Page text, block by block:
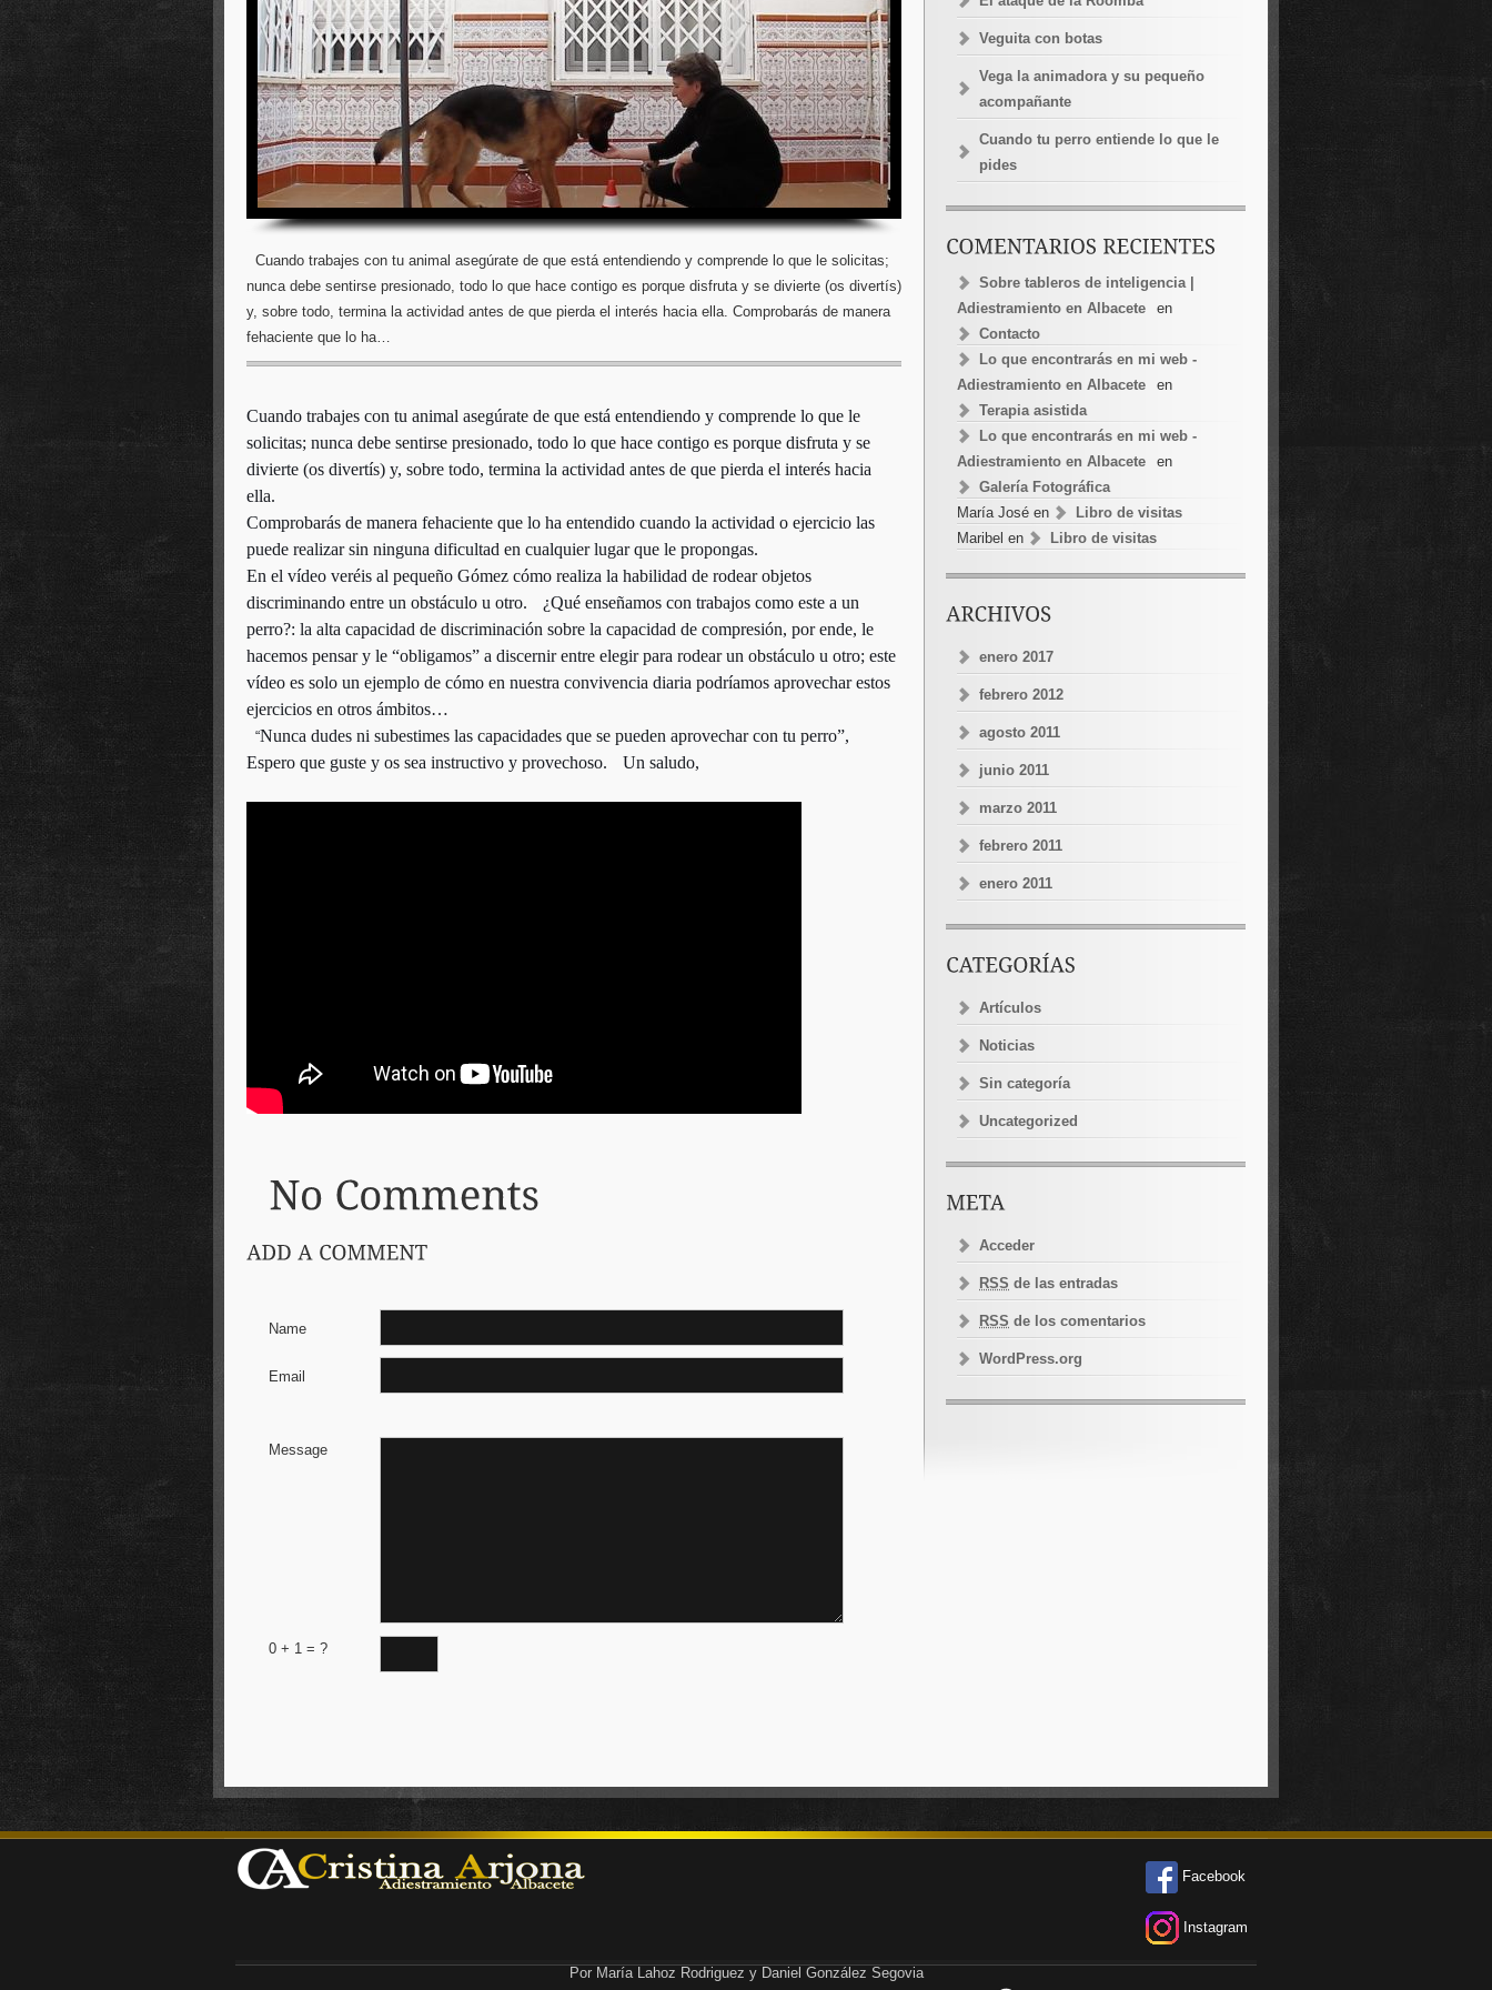
Cuando trabajes con tu animal asegúrate de que está entendiendo y comprende lo que le solicitas;
nunca debe sentirse presionado, todo lo que hace contigo es porque disfruta y se divierte (os divertís)
y, sobre todo, termina la actividad antes de que pierda el interés hacia ella. Comprobarás de manera
fehaciente que lo ha…
Cuando trabajes con tu animal asegúrate de que está entendiendo y comprende lo que le
solicitas; nunca debe sentirse presionado, todo lo que hace contigo es porque disfruta y se
divierte (os divertís) y, sobre todo, termina la actividad antes de que pierda el interés hacia
ella.
Comprobarás de manera fehaciente que lo ha entendido cuando la actividad o ejercicio las
puede realizar sin ninguna dificultad en cualquier lugar que le propongas.
En el vídeo veréis al pequeño Gómez cómo realiza la habilidad de rodear objetos
discriminando entre un obstáculo u otro. ¿Qué enseñamos con trabajos como este a un
perro?: la alta capacidad de discriminación sobre la capacidad de compresión, por ende, le
hacemos pensar y le “obligamos” a discernir entre elegir para rodear un obstáculo u otro; este
vídeo es solo un ejemplo de cómo en nuestra convivencia diaria podríamos aprovechar estos
ejercicios en otros ámbitos…
“Nunca dudes ni subestimes las capacidades que se pueden aprovechar con tu perro”,
Espero que guste y os sea instructivo y provechoso. Un saludo,
Name
Email
Message
0 + 1 = ?
Veguita con botas
Vega la animadora y su pequeño
acompañante
Cuando tu perro entiende lo que le
pides
Sobre tableros de inteligencia |
Adiestramiento en Albacete
en
Contacto
Lo que encontrarás en mi web -
Adiestramiento en Albacete
en
Terapia asistida
Lo que encontrarás en mi web -
Adiestramiento en Albacete
en
Galería Fotográfica
María José en
Libro de visitas
Maribel en Libro de visitas
enero 2017
febrero 2012
agosto 2011
junio 2011
marzo 2011
febrero 2011
enero 2011
Artículos
Noticias
Sin categoría
Uncategorized
Acceder
RSS de las entradas
RSS de los comentarios
WordPress.org
Facebook
Instagram
Por María Lahoz Rodriguez y Daniel González Segovia